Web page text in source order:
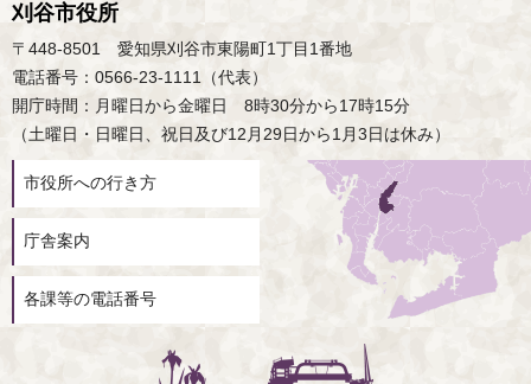
刈谷市役所
〒448-8501 愛知県刈谷市東陽町1丁目1番地
電話番号：0566-23-1111（代表）
開庁時間：月曜日から金曜日 8時30分から17時15分
（土曜日・日曜日、祝日及び12月29日から1月3日は休み）
市役所への行き方
庁舎案内
各課等の電話番号